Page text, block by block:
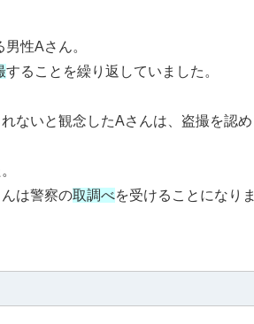
性Aさん。
することを繰り返していました。
ないと観念したAさんは、盗撮を認め
は警察の取調べを受けることになりま